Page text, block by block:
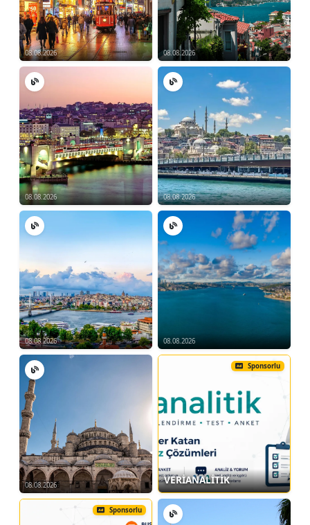
08.08.2026 08.08.2026
08.08.2026 08.08.2026
08.08.2026 08.08.2026
08.08.2026
Sponsorlu
VERİANALİTİK
Sponsorlu